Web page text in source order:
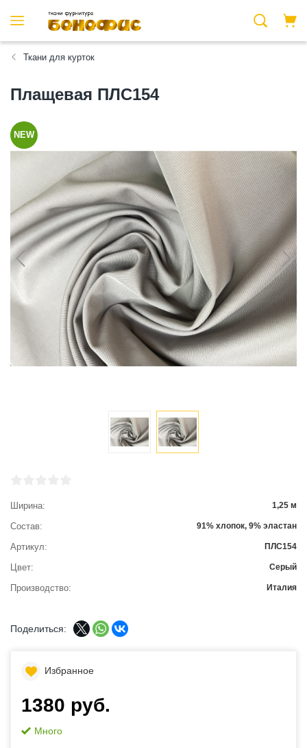
Ткани для курток
Плащевая ПЛС154
NEW
Ширина 1,25 м
Состав 91% хлопок, 9% эластан
Артикул ПЛС154
Цвет Серый
Производство Италия
Поделиться:
Избранное
1380 руб.
Много